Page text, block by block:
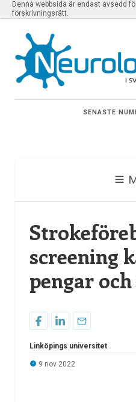
Denna webbsida är endast avsedd
förskrivningsrätt.
SENASTE
screening
pengar
Linköpings universitet
9 nov 2022